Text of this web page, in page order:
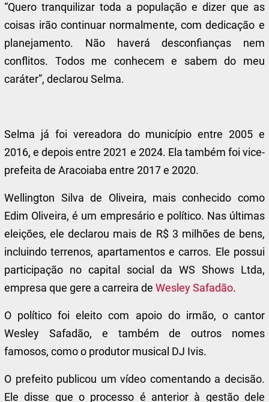
“Quero tranquilizar toda a população e dizer que as
coisas irão continuar normalmente, com dedicação e
planejamento. Não haverá desconfianças nem
conflitos. Todos me conhecem e sabem do meu
caráter”, declarou Selma.
Selma já foi vereadora do município entre 2005 e
2016, e depois entre 2021 e 2024. Ela também foi vice-
prefeita de Aracoiaba entre 2017 e 2020.
Wellington Silva de Oliveira, mais conhecido como
Edim Oliveira, é um empresário e político. Nas últimas
eleições, ele declarou mais de R$ 3 milhões de bens,
incluindo terrenos, apartamentos e carros. Ele possui
participação no capital social da WS Shows Ltda,
empresa que gere a carreira deWesley Safadão.
O político foi eleito com apoio do irmão, o cantor
Wesley Safadão, e também de outros nomes
famosos, como o produtor musical DJ Ivis.
O prefeito publicou um vídeo comentando a decisão.
Ele disse que o processo é anterior à gestão dele